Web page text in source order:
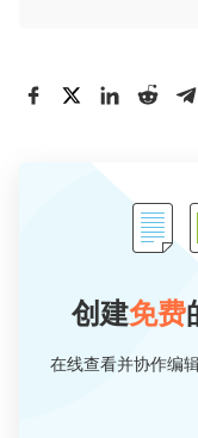
创建免费
在线查看并协作编